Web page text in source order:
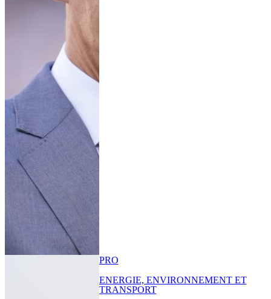
PRO
ENERGIE, ENVIRONNEMENT ET
TRANSPORT